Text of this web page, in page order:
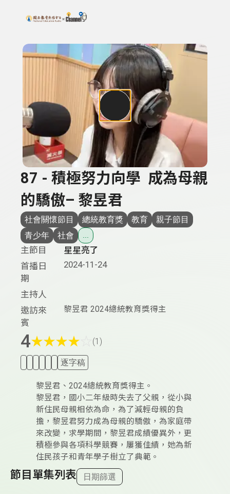
上方功能區塊
搜尋關鍵字：可輸入節目名稱、主持人或關鍵字
87 - 積極努力向學 成為母親
的驕傲– 黎昱君
社會關懷節目 總統教育獎 教育
親子節目
青少年
社會 ...
主節目
星星亮了
首播日
期
2024-11-24
主持人
邀訪來
賓
黎昱君 2024總統教育獎得主
4★★★★ (1)
逐字稿
黎昱君、2024總統教育獎得主。
黎昱君，國小二年級時失去了父親，從小與
新住民母親相依為命，為了減輕母親的負
擔，黎昱君努力成為母親的驕傲，為家庭帶
來改變，求學期間，黎昱君成績優異外，更
積極參與各項科學競賽，屢獲佳績，她為新
住民孩子和青年學子樹立了典範。
節目單集列表 日期篩選